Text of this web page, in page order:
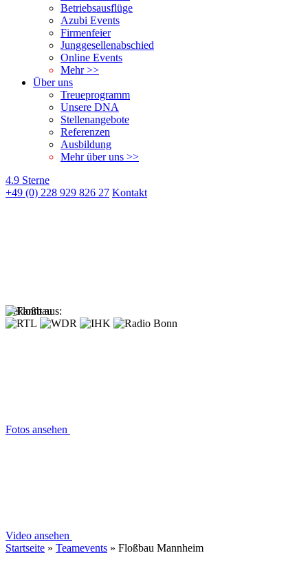
Betriebsausflüge
Azubi Events
Firmenfeier
Junggesellenabschied
Online Events
Mehr >>
Über uns
Treueprogramm
Unsere DNA
Stellenangebote
Referenzen
Ausbildung
Mehr über uns >>
4.9 Sterne
+49 (0) 228 929 826 27 Kontakt
Bekannt aus:
Fotos ansehen
Video ansehen
Startseite » Teamevents » Floßbau Mannheim